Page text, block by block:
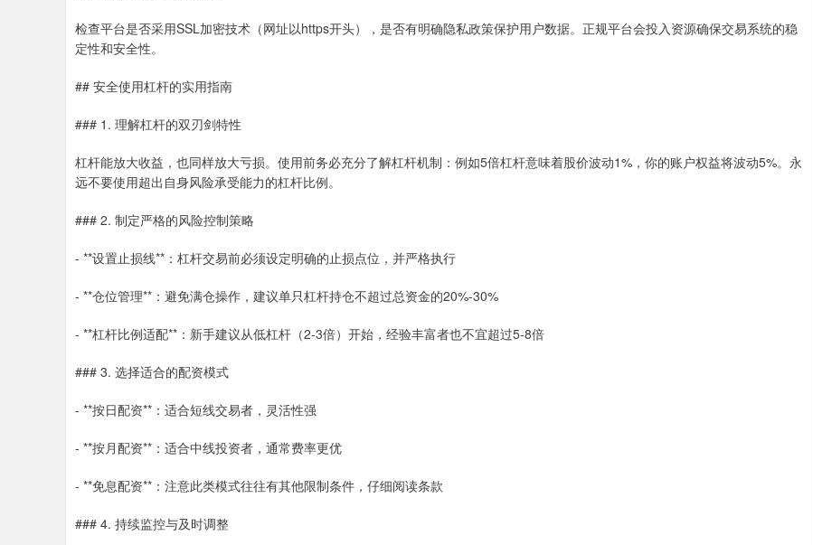
检查平台是否采用SSL加密技术（网址以https开头），是否有明确隐私政策保护用户数据。正规平台会投入资源确保交易系统的稳
定性和安全性。
## 安全使用杠杆的实用指南
### 1. 理解杠杆的双刃剑特性
杠杆能放大收益，也同样放大亏损。使用前务必充分了解杠杆机制：例如5倍杠杆意味着股价波动1%，你的账户权益将波动5%。永
远不要使用超出自身风险承受能力的杠杆比例。
### 2. 制定严格的风险控制策略
- **设置止损线**：杠杆交易前必须设定明确的止损点位，并严格执行
- **仓位管理**：避免满仓操作，建议单只杠杆持仓不超过总资金的20%-30%
- **杠杆比例适配**：新手建议从低杠杆（2-3倍）开始，经验丰富者也不宜超过5-8倍
### 3. 选择适合的配资模式
- **按日配资**：适合短线交易者，灵活性强
- **按月配资**：适合中线投资者，通常费率更优
- **免息配资**：注意此类模式往往有其他限制条件，仔细阅读条款
### 4. 持续监控与及时调整